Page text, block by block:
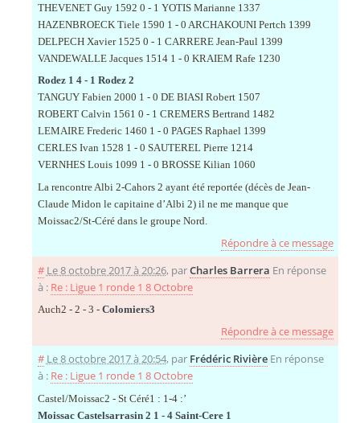
THEVENET Guy 1592 0 - 1 YOTIS Marianne 1337
HAZENBROECK Tiele 1590 1 - 0 ARCHAKOUNI Pertch 1399
DELPECH Xavier 1525 0 - 1 CARRERE Jean-Paul 1399
VANDEWALLE Jacques 1514 1 - 0 KRAIEM Rafe 1230
Rodez 1 4 - 1 Rodez 2
TANGUY Fabien 2000 1 - 0 DE BIASI Robert 1507
ROBERT Calvin 1561 0 - 1 CREMERS Bertrand 1482
LEMAIRE Frederic 1460 1 - 0 PAGES Raphael 1399
CERLES Ivan 1528 1 - 0 SAUTEREL Pierre 1214
VERNHES Louis 1099 1 - 0 BROSSE Kilian 1060
La rencontre Albi 2-Cahors 2 ayant été reportée (décès de Jean-
Claude Midon le capitaine d’Albi 2) il ne me manque que
Moissac2/St-Céré dans le groupe Nord.
Répondre à ce message
# Le 8 octobre 2017 à 20:26, parCharles Barrera En réponse
à : Re : Ligue 1 ronde 1 8 Octobre
Auch2 - 2 - 3 - Colomiers3
Répondre à ce message
# Le 8 octobre 2017 à 20:54, par Frédéric Rivière En réponse
à : Re : Ligue 1 ronde 1 8 Octobre
Castel/Moissac2 - St Céré1 : 1-4 :’
Moissac Castelsarrasin 2 1 - 4 Saint-Cere 1